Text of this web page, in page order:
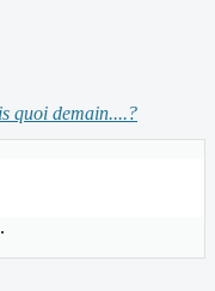
quoi demain....?